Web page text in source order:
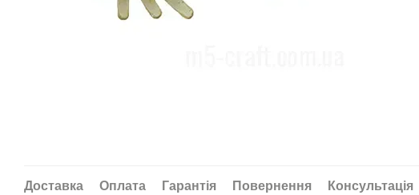
Доставка Оплата Гарантія Повернення
Консультація